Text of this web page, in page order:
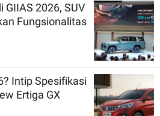
GIIAS 2026, SUV
Fungsionalitas
Intip Spesifikasi
Ertiga GX